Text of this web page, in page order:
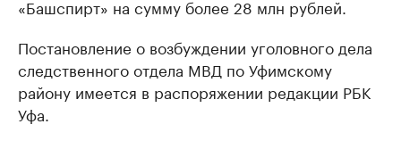
«Башспирт» на сумму более 28 млн рублей.
Постановление о возбуждении уголовного дела
следственного отдела МВД по Уфимскому
району имеется в распоряжении редакции РБК
Уфа.